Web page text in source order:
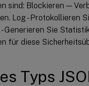
sind: Blockieren —
Log - Protokollieren
Generieren Sie
für diese
Typs